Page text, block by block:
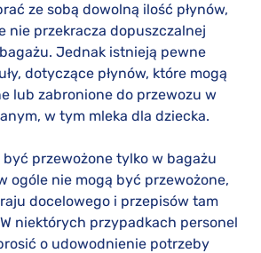
ze sobą dowolną ilość płynów,
nie przekracza dopuszczalnej
Jednak istnieją pewne
dotyczące płynów, które mogą
lub zabronione do przewozu w
w tym mleka dla dziecka.
być przewożone tylko w bagażu
ogóle nie mogą być przewożone,
docelowego i przepisów tam
niektórych przypadkach personel
o udowodnienie potrzeby